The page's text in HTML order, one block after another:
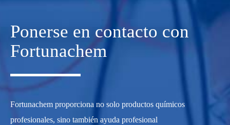
Ponerse en contacto con
Fortunachem
Fortunachem proporciona no solo productos químicos
profesionales, sino también ayuda profesional